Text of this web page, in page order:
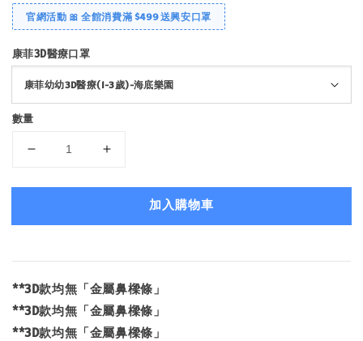
官網活動 🎀 全館消費滿 $499 送興安口罩
康菲3D醫療口罩
數量
加入購物車
**3D款均無「金屬鼻樑條」
**3D款均無「金屬鼻樑條」
**3D款均無「金屬鼻樑條」